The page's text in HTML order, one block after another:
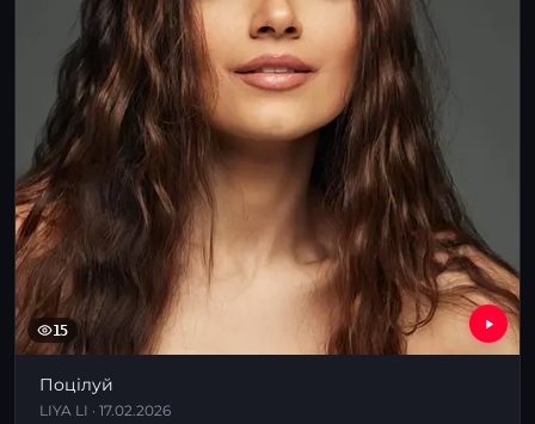
15
Поцілуй
LIYA LI · 17.02.2026